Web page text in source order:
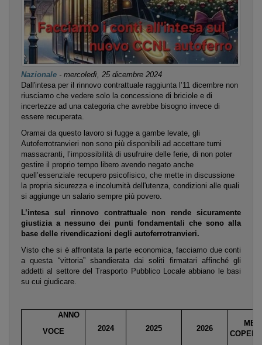
Nazionale - mercoledì, 25 dicembre 2024
Dall'intesa per il rinnovo contrattuale raggiunta l’11 dicembre non
riusciamo che vedere solo la concessione di briciole e di
incertezze ad una categoria che avrebbe bisogno invece di
essere recuperata.
Oramai da questo lavoro si fugge a gambe levate, gli
Autoferrotranvieri non sono più disponibili ad accettare turni
massacranti, l’impossibilità di usufruire delle ferie, di non poter
gestire il proprio tempo libero avendo negato anche
quell’essenziale recupero psicofisico, che mette in discussione
la propria sicurezza e incolumità dell'utenza, condizioni alle quali
si aggiunge un salario sempre più povero.
L’intesa sul rinnovo contrattuale non rende sicuramente
giustizia a nessuno dei punti fondamentali che sono alla
base delle rivendicazioni degli autoferrotranvieri.
Visto che si è affrontata la parte economica, facciamo due conti
a questa “vittoria” sbandierata dai soliti firmatari affinché gli
addetti al settore del Trasporto Pubblico Locale abbiano le basi
su cui giudicare.
ANNO
VOCE
2024 2025 2026